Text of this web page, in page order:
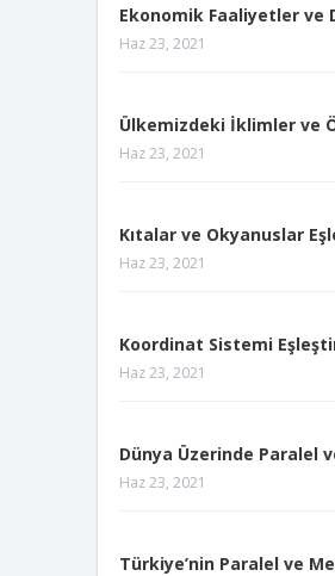
Ekonomik Faaliyetler ve
Haz 23, 2021
Ülkemizdeki İklimler ve
Haz 23, 2021
Kıtalar ve Okyanuslar
Haz 23, 2021
Koordinat Sistemi
Haz 23, 2021
Dünya Üzerinde Paralel
Haz 23, 2021
Türkiye’nin Paralel ve